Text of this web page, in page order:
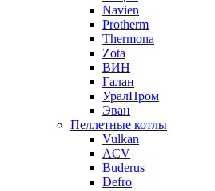
Navien
Protherm
Thermona
Zota
ВИН
Галан
УралПром
Эван
Пеллетные котлы
Vulkan
ACV
Buderus
Defro